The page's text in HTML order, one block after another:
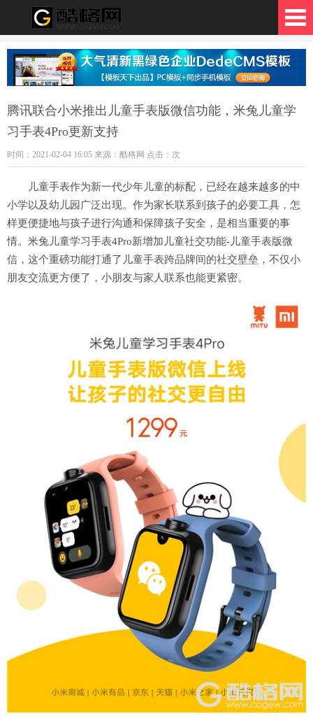
格网
腾讯联合小米推出儿童手表版微信功能，米兔儿童学
习手表4Pro更新支持
时间：2021-02-04 16:05 来源：酷格网 点击： 次
儿童手表作为新一代少年儿童的标配，已经在越来越多的中
小学以及幼儿园广泛出现。作为家长联系到孩子的必要工具，怎
样更便捷地与孩子进行沟通和保障孩子安全，是相当重要的事
情。米兔儿童学习手表4Pro新增加儿童社交功能-儿童手表版微
信，这个重磅功能打通了儿童手表跨品牌间的社交壁垒，不仅小
朋友交流更方便了，小朋友与家人联系也能更紧密。